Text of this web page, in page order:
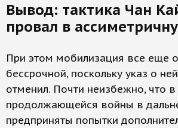
Вывод: тактика Чан
провал в
При этом мобилизация все еще
бессрочной, поскольку указ о
отменил. Почти неизбежно, что
продолжающейся войны в
предприняты попытки